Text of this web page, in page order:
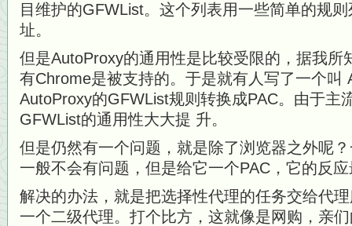
目维护的GFWList。这个列表用一些简单的规
址。
但是AutoProxy的通用性是比较受限的，据我所
有Chrome是被支持的。于是就有人写了一个叫
AutoProxy的GFWList规则转换成PAC。由于主
GFWList的通用性大大提 升。
但是仍然有一个问题，就是除了浏览器之外呢
一般不会有问题，但是给它一个PAC，它的反应
解决的办法，就是把选择性代理的任务交给代
一个二级代理。打个比方，这就像是网购，亲